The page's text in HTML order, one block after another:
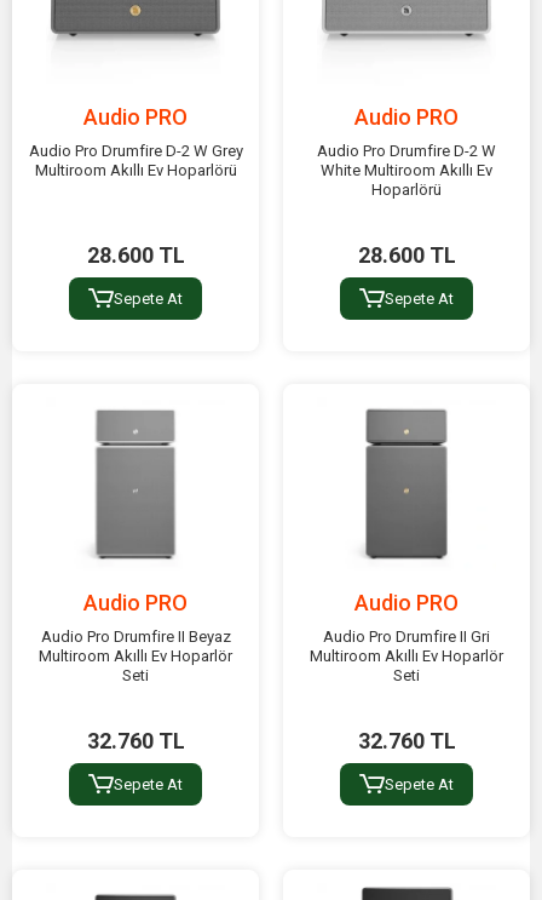
Audio PRO
Audio Pro Drumfire D-2 W Grey
Multiroom Akıllı Ev Hoparlörü
28.600 TL
Sepete At
Audio PRO
Audio Pro Drumfire D-2 W
White Multiroom Akıllı Ev
Hoparlörü
28.600 TL
Sepete At
Audio PRO
Audio Pro Drumfire II Beyaz
Multiroom Akıllı Ev Hoparlör
Seti
32.760 TL
Sepete At
Audio PRO
Audio Pro Drumfire II Gri
Multiroom Akıllı Ev Hoparlör
Seti
32.760 TL
Sepete At